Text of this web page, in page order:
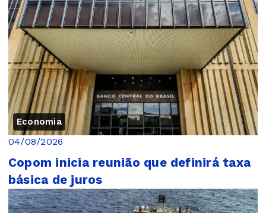
Economia
04/08/2026
Copom inicia reunião que definirá taxa
básica de juros